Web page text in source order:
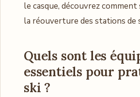
le casque, découvrez comment
la réouverture des stations de
Quels sont les
essentiels pour
ski ?